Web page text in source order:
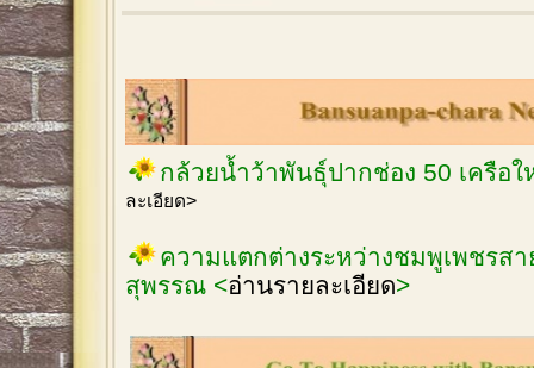
กล้วยน้ำว้าพันธุ์ปากช่อง 50 เครือ
ละเอียด>
ความแตกต่างระหว่างชมพูเพชรส
สุพรรณ <อ่านรายละเอียด>